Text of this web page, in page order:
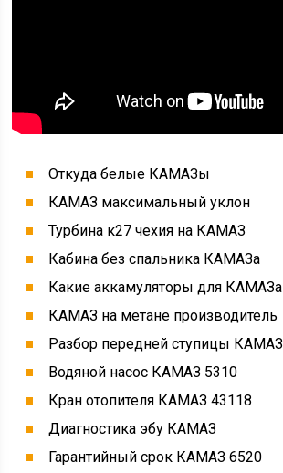
Откуда белые КАМАЗы
КАМАЗ максимальный уклон
Турбина к27 чехия на КАМАЗ
Кабина без спальника КАМАЗа
Какие аккамуляторы для КАМАЗа
КАМАЗ на метане производитель
Разбор передней ступицы КАМАЗ
Водяной насос КАМАЗ 5310
Кран отопителя КАМАЗ 43118
Диагностика эбу КАМАЗ
Гарантийный срок КАМАЗ 6520